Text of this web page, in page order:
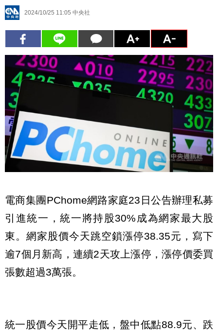
2024/10/25 11:05 中央社
電商集團PChome網路家庭23日公告辦理私募
引進統一，統一將持股30%成為網家最大股
東。網家股價今天跳空鎖漲停38.35元，寫下
逾7個月新高，連續2天攻上漲停，漲停價委買
張數超過3萬張。
統一股價今天開平走低，盤中低點88.9元、跌